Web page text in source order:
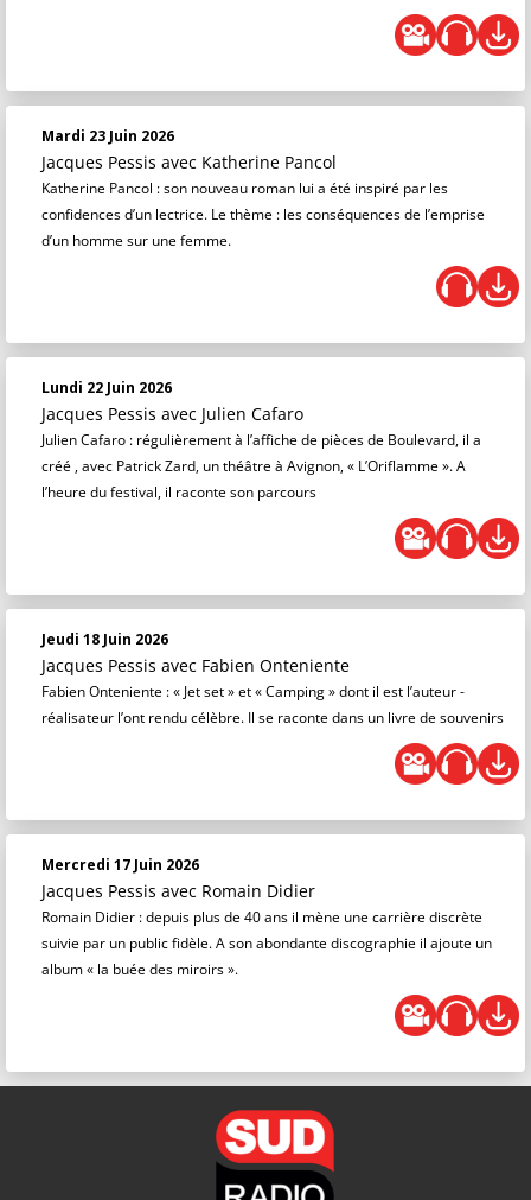
Mardi 23 Juin 2026
Jacques Pessis avec Katherine Pancol
Katherine Pancol : son nouveau roman lui a été inspiré par les
confidences d’un lectrice. Le thème : les conséquences de l’emprise
d’un homme sur une femme.
Lundi 22 Juin 2026
Jacques Pessis avec Julien Cafaro
Julien Cafaro : régulièrement à l’affiche de pièces de Boulevard, il a
créé , avec Patrick Zard, un théâtre à Avignon, « L’Oriflamme ». A
l’heure du festival, il raconte son parcours
Jeudi 18 Juin 2026
Jacques Pessis avec Fabien Onteniente
Fabien Onteniente : « Jet set » et « Camping » dont il est l’auteur -
réalisateur l’ont rendu célèbre. Il se raconte dans un livre de souvenirs
Mercredi 17 Juin 2026
Jacques Pessis avec Romain Didier
Romain Didier : depuis plus de 40 ans il mène une carrière discrète
suivie par un public fidèle. A son abondante discographie il ajoute un
album « la buée des miroirs ».